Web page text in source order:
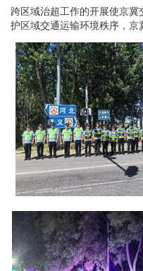
跨区域治超工作的开展使京
护区域交通运输环境秩序，京